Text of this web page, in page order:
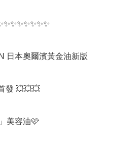
本奧爾濱黃金油新版
發 💥💥💥
美容油🩷